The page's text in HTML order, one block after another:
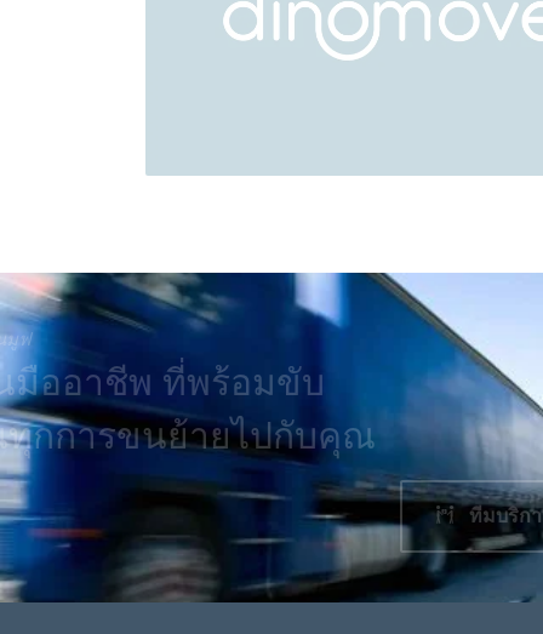
มูฟ
มืออาชีพ ที่พร้อมขับ
ทุกการขนย้ายไปกับคุณ
ทีมบริก